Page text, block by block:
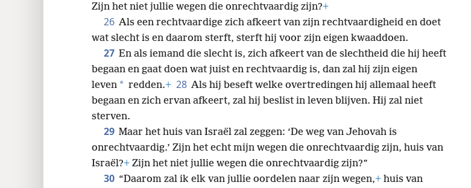
Zijn het niet jullie wegen die onrechtvaardig zijn?+
26 Als een rechtvaardige zich afkeert van zijn rechtvaardigheid en doet
wat slecht is en daarom sterft, sterft hij voor zijn eigen kwaaddoen.
27 En als iemand die slecht is, zich afkeert van de slechtheid die hij heeft
begaan en gaat doen wat juist en rechtvaardig is, dan zal hij zijn eigen
leven * redden.+ 28 Als hij beseft welke overtredingen hij allemaal heeft
begaan en zich ervan afkeert, zal hij beslist in leven blijven. Hij zal niet
sterven.
29 Maar het huis van Israël zal zeggen: ‘De weg van Jehovah is
onrechtvaardig.’ Zijn het echt mijn wegen die onrechtvaardig zijn, huis van
Israël?+ Zijn het niet jullie wegen die onrechtvaardig zijn?”
30 “Daarom zal ik elk van jullie oordelen naar zijn wegen,+ huis van